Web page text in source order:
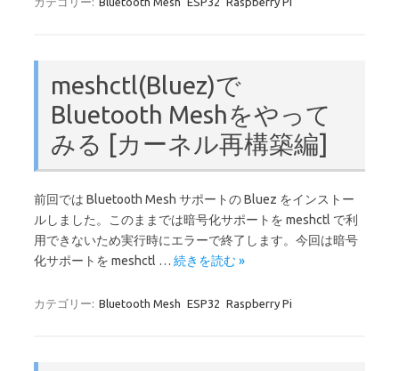
meshctl(Bluez)で
Bluetooth Meshをやって
みる [カーネル再構築編]
前回では Bluetooth Mesh サポートの Bluez をインストー
ルしました。このままでは暗号化サポートを meshctl で利
用できないため実行時にエラーで終了します。今回は暗号
化サポートを meshctl … 続きを読む »
カテゴリー: Bluetooth Mesh ESP32 Raspberry Pi